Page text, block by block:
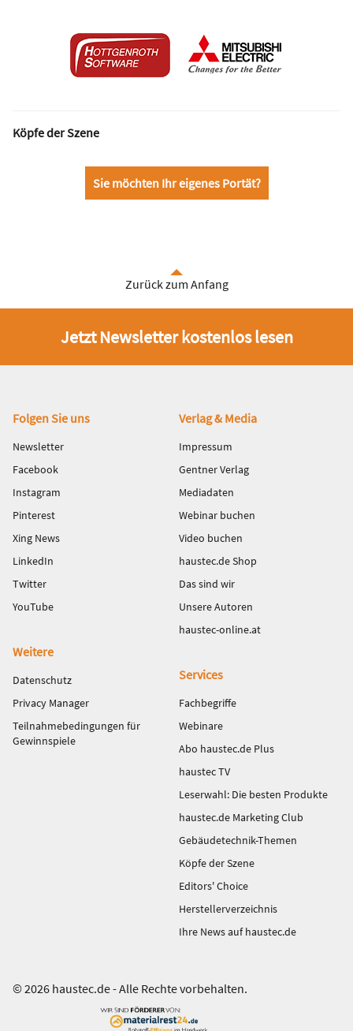
Köpfe der Szene
Sie möchten Ihr eigenes Portät?
Zurück zum Anfang
Jetzt Newsletter kostenlos lesen
Fußbereich
Folgen Sie uns
Newsletter
Facebook
Instagram
Pinterest
Xing News
LinkedIn
Twitter
YouTube
Verlag & Media
Impressum
Gentner Verlag
Mediadaten
Webinar buchen
Video buchen
haustec.de Shop
Das sind wir
Unsere Autoren
haustec-online.at
Weitere
Datenschutz
Privacy Manager
Teilnahmebedingungen für
Gewinnspiele
Services
Fachbegriffe
Webinare
Abo haustec.de Plus
haustec TV
Leserwahl: Die besten Produkte
haustec.de Marketing Club
Gebäudetechnik-Themen
Köpfe der Szene
Editors' Choice
Herstellerverzeichnis
Ihre News auf haustec.de
© 2026 haustec.de - Alle Rechte vorbehalten.